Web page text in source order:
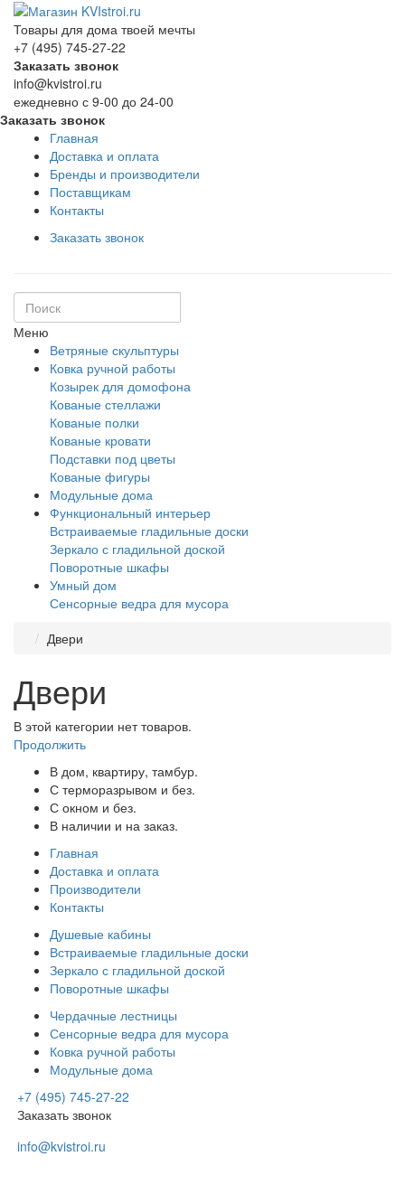
Товары для дома твоей мечты
+7 (495) 745-27-22
Заказать звонок
info@kvistroi.ru
ежедневно с 9-00 до 24-00
Заказать звонок
Главная
Доставка и оплата
Бренды и производители
Поставщикам
Контакты
Заказать звонок
Меню
Ветряные скульптуры
Ковка ручной работы
Козырек для домофона
Кованые стеллажи
Кованые полки
Кованые кровати
Подставки под цветы
Кованые фигуры
Модульные дома
Функциональный интерьер
Встраиваемые гладильные доски
Зеркало с гладильной доской
Поворотные шкафы
Умный дом
Сенсорные ведра для мусора
Двери
Двери
В этой категории нет товаров.
Продолжить
В дом, квартиру, тамбур.
С терморазрывом и без.
С окном и без.
В наличии и на заказ.
Главная
Доставка и оплата
Производители
Контакты
Душевые кабины
Встраиваемые гладильные доски
Зеркало с гладильной доской
Поворотные шкафы
Чердачные лестницы
Сенсорные ведра для мусора
Ковка ручной работы
Модульные дома
+7 (495) 745-27-22
Заказать звонок
info@kvistroi.ru